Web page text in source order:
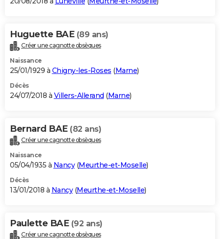
Huguette BAE (89 ans)
Créer une cagnotte obsèques
Naissance
25/01/1929 à Chigny-les-Roses (Marne)
Décès
24/07/2018 à Villers-Allerand (Marne)
Bernard BAE (82 ans)
Créer une cagnotte obsèques
Naissance
05/04/1935 à Nancy(Meurthe-et-Moselle)
Décès
13/01/2018 à Nancy(Meurthe-et-Moselle)
Paulette BAE (92 ans)
Créer une cagnotte obsèques